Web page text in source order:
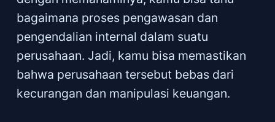
bagaimana proses pengawasan dan
pengendalian internal dalam suatu
perusahaan. Jadi, kamu bisa memastikan
bahwa perusahaan tersebut bebas dari
kecurangan dan manipulasi keuangan.